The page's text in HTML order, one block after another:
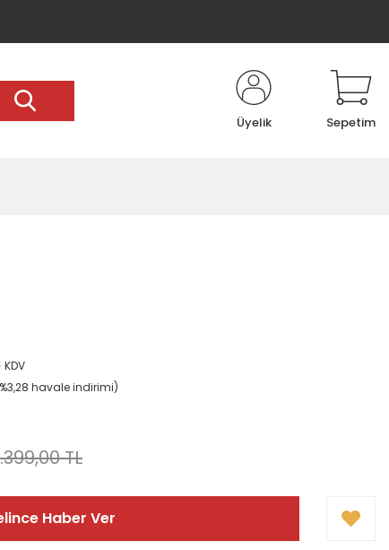
Üyelik Sepetim
KDV
havale indirimi)
TL
Haber Ver